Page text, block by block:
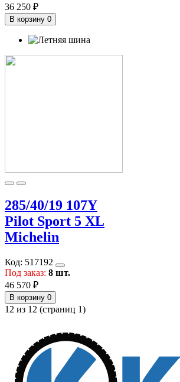
36 250 ₽
В корзину 0
285/40/19 107Y
Pilot Sport 5 XL
Michelin
Код: 517192
Под заказ: 8 шт.
46 570 ₽
В корзину 0
12 из 12 (страниц 1)